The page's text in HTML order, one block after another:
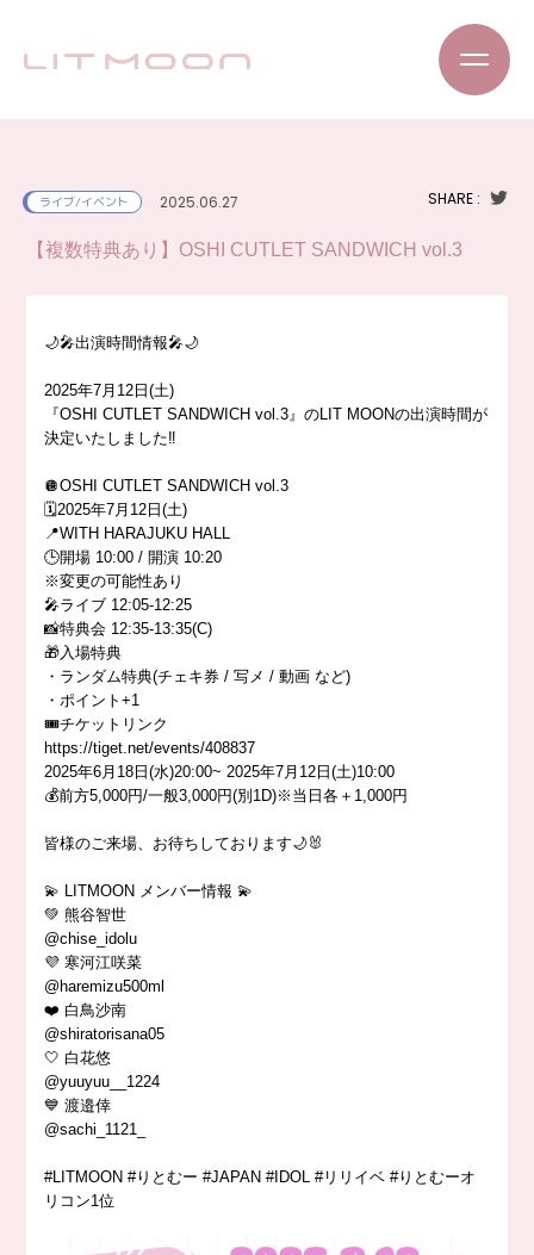
ライブ/イベント 2025.06.27 SHARE :
【複数特典あり】OSHI CUTLET SANDWICH vol.3
🌙🎤出演時間情報🎤🌙
2025年7月12日(土)
『OSHI CUTLET SANDWICH vol.3』のLIT MOONの出演時間が
決定いたしました‼️
🪩OSHI CUTLET SANDWICH vol.3
🗓️2025年7月12日(土)
📍WITH HARAJUKU HALL
🕒開場 10:00 / 開演 10:20
※変更の可能性あり
🎤ライブ 12:05-12:25
📸特典会 12:35-13:35(C)
🎁入場特典
・ランダム特典(チェキ券 / 写メ / 動画 など)
・ポイント+1
🎟️チケットリンク
https://tiget.net/events/408837
2025年6月18日(水)20:00~ 2025年7月12日(土)10:00
💰前方5,000円/一般3,000円(別1D)※当日各＋1,000円
皆様のご来場、お待ちしております🌙🐰
💫 LITMOON メンバー情報 💫
💚 熊谷智世
@chise_idolu
💜 寒河江咲菜
@haremizu500ml
❤️ 白鳥沙南
@shiratorisana05
🤍 白花悠
@yuuyuu__1224
💙 渡邉倖
@sachi_1121_
#LITMOON #りとむー #JAPAN #IDOL #リリイベ #りとむーオ
リコン1位